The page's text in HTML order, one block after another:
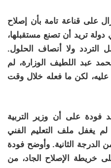
على قناعة تامة بأن إصلاح
دولة تريد أن تصنع مستقبلها،
التردد ولا أنصاف الحلول.
عبد اللطيف الوزارة، لم
عليه، لكن ما فعله خلال وقت
فودة على أن وزير التربية
لم يغفل ملف التعليم الفني
الدرجة الثانية. وأوضح فودة
خريطة الإصلاح الجاد، من